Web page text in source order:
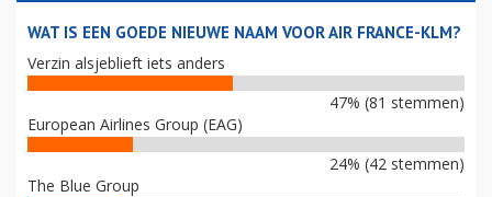
WAT IS EEN GOEDE NIEUWE NAAM VOOR AIR FRANCE-KLM?
Verzin alsjeblieft iets anders
47% (81 stemmen)
European Airlines Group (EAG)
24% (42 stemmen)
The Blue Group